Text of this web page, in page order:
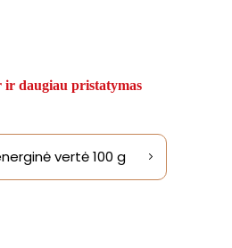
daugiau pristatymas
vertė 100 g